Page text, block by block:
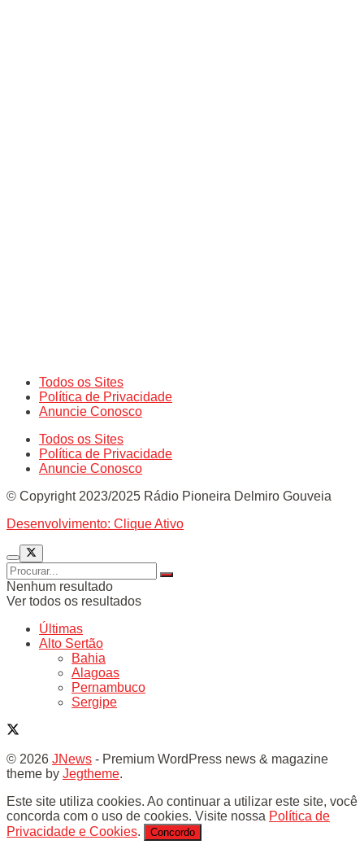
Todos os Sites
Política de Privacidade
Anuncie Conosco
Todos os Sites
Política de Privacidade
Anuncie Conosco
© Copyright 2023/2025 Rádio Pioneira Delmiro Gouveia
Desenvolvimento: Clique Ativo
Nenhum resultado
Ver todos os resultados
Últimas
Alto Sertão
Bahia
Alagoas
Pernambuco
Sergipe
© 2026 JNews - Premium WordPress news & magazine
theme by Jegtheme.
Este site utiliza cookies. Ao continuar a utilizar este site, você
concorda com o uso de cookies. Visite nossa Política de
Privacidade e Cookies. Concordo